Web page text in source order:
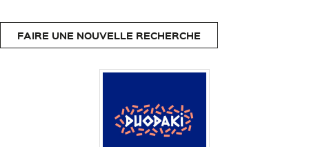
FAIRE UNE NOUVELLE RECHERCHE